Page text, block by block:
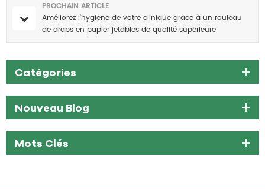
PROCHAIN ARTICLE
Améliorez l'hygiène de votre clinique grâce à un rouleau
de draps en papier jetables de qualité supérieure
Catégories
Nouveau Blog
Mots Clés